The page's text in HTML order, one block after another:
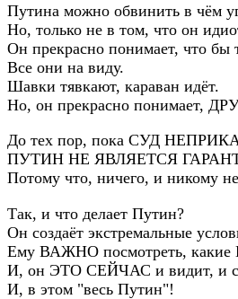
Путина можно обвинить в чём
Но, только не в том, что он
Он прекрасно понимает, что бы
Все они на виду.
Шавки тявкают, караван идёт.
Но, он прекрасно понимает,
До тех пор, пока СУД
ПУТИН НЕ ЯВЛЯЕТСЯ
Потому что, ничего, и никому
Так, и что делает Путин?
Он создаёт экстремальные
Ему ВАЖНО посмотреть,
И, он ЭТО СЕЙЧАС и видит, и
И, в этом "весь Путин"!